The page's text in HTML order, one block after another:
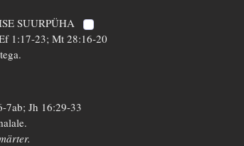
SUURPÜHA
1:17-23; Mt 28:16-20
7ab; Jh 16:29-33